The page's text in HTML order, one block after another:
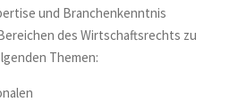
und Branchenkenntnis
des Wirtschaftsrechts zu
Themen: